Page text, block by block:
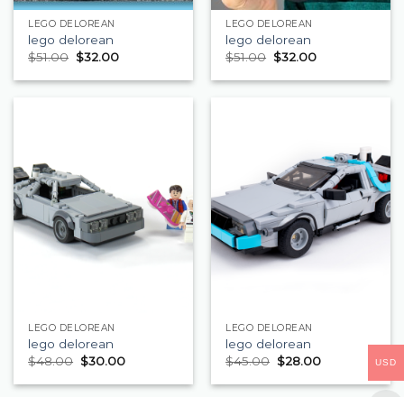
LEGO DELOREAN
lego delorean
$51.00 $32.00
LEGO DELOREAN
lego delorean
$51.00 $32.00
LEGO DELOREAN
lego delorean
$48.00 $30.00
LEGO DELOREAN
lego delorean
$45.00 $28.00 USD